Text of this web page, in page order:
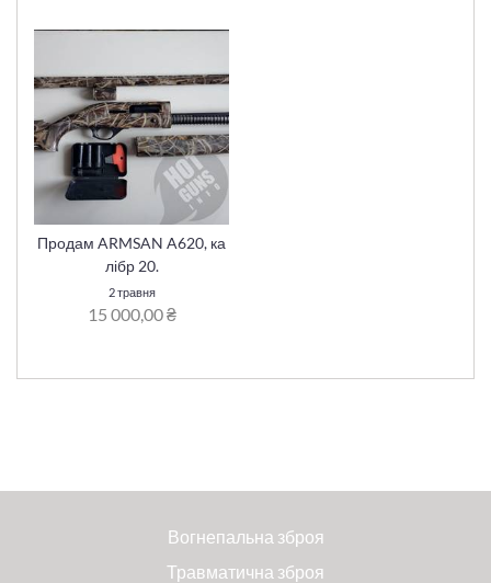
Продам ARMSAN A620, ка
лібр 20.
2 травня
15 000,00 ₴
Вогнепальна зброя
Травматична зброя